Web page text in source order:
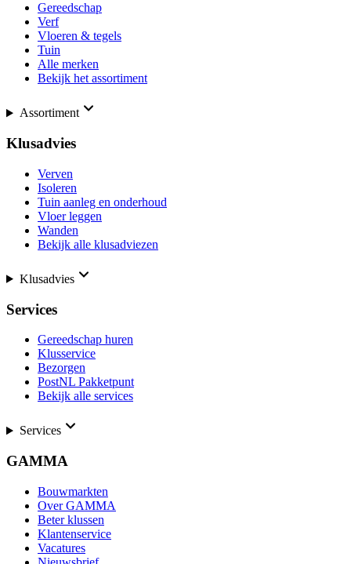
Gereedschap
Verf
Vloeren & tegels
Tuin
Alle merken
Bekijk het assortiment
Assortiment
Klusadvies
Verven
Isoleren
Tuin aanleg en onderhoud
Vloer leggen
Wanden
Bekijk alle klusadviezen
Klusadvies
Services
Gereedschap huren
Klusservice
Bezorgen
PostNL Pakketpunt
Bekijk alle services
Services
GAMMA
Bouwmarkten
Over GAMMA
Beter klussen
Klantenservice
Vacatures